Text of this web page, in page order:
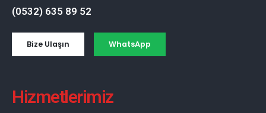
(0532) 635 89 52
Bize Ulaşın WhatsApp
Hizmetlerimiz